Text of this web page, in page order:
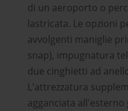
di un aeroporto o
lastricata. Le opzioni
avvolgenti maniglie
snap), impugnatura
due cinghietti ad
L'attrezzatura
agganciata all'esterno